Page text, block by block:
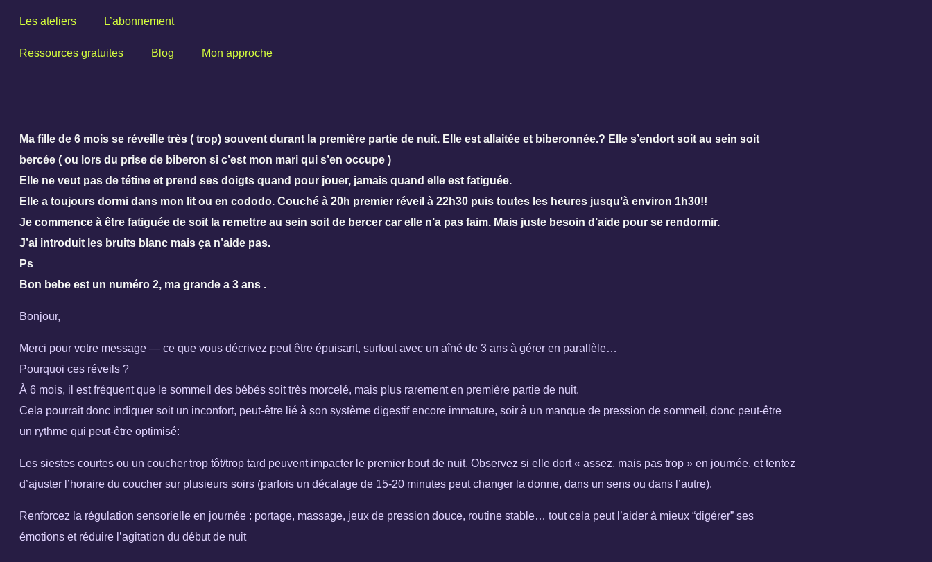
Les ateliers L’abonnement
Ressources gratuites Blog Mon approche
Ma fille de 6 mois se réveille très ( trop) souvent durant la première partie de nuit. Elle est allaitée et biberonnée.? Elle s’endort soit au sein soit
bercée ( ou lors du prise de biberon si c’est mon mari qui s’en occupe )
Elle ne veut pas de tétine et prend ses doigts quand pour jouer, jamais quand elle est fatiguée.
Elle a toujours dormi dans mon lit ou en cododo. Couché à 20h premier réveil à 22h30 puis toutes les heures jusqu’à environ 1h30!!
Je commence à être fatiguée de soit la remettre au sein soit de bercer car elle n’a pas faim. Mais juste besoin d’aide pour se rendormir.
J’ai introduit les bruits blanc mais ça n’aide pas.
Ps
Bon bebe est un numéro 2, ma grande a 3 ans .
Bonjour,
Merci pour votre message — ce que vous décrivez peut être épuisant, surtout avec un aîné de 3 ans à gérer en parallèle…
Pourquoi ces réveils ?
À 6 mois, il est fréquent que le sommeil des bébés soit très morcelé, mais plus rarement en première partie de nuit.
Cela pourrait donc indiquer soit un inconfort, peut-être lié à son système digestif encore immature, soir à un manque de pression de sommeil, donc peut-être
un rythme qui peut-être optimisé:
Les siestes courtes ou un coucher trop tôt/trop tard peuvent impacter le premier bout de nuit. Observez si elle dort « assez, mais pas trop » en journée, et tentez
d’ajuster l’horaire du coucher sur plusieurs soirs (parfois un décalage de 15-20 minutes peut changer la donne, dans un sens ou dans l’autre).
Renforcez la régulation sensorielle en journée : portage, massage, jeux de pression douce, routine stable… tout cela peut l’aider à mieux “digérer” ses
émotions et réduire l’agitation du début de nuit